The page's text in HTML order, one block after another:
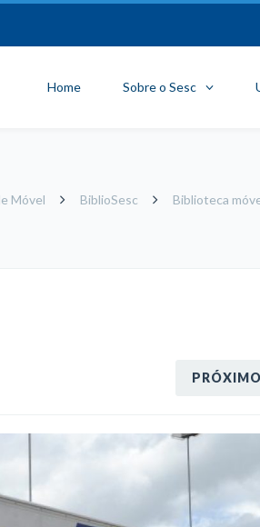
Home Sobre o Sesc
Móvel BiblioSesc Biblioteca
PRÓXIMO